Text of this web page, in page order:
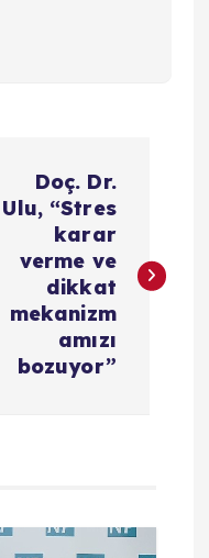
Doç. Dr.
Ulu, “Stres
karar
verme ve
dikkat
mekanizm
amızı
bozuyor”